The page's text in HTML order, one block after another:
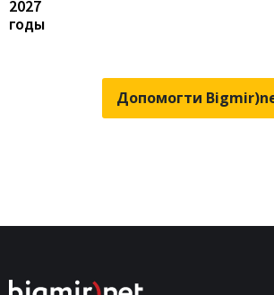
2027
годы
Допомогти